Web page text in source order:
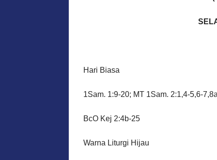
Hari Biasa
1Sam. 1:9-20; MT 1Sam. 2:1,4-5,6-
BcO Kej 2:4b-25
Warna Liturgi Hijau